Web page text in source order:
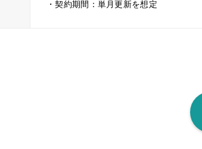
・契約期間：単月更新を想定